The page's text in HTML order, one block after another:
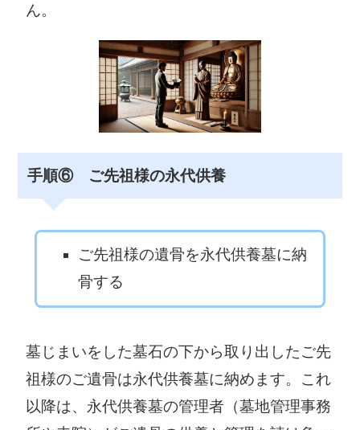
0596-52-7111
0598-82-3781
玉城町役場
〒519-0495 度
会郡玉城町田丸
度会町役場
〒516-2195 度
会郡度会町棚橋
大紀町役場
1610-1
0598-86-2212
南伊勢町役場
ヶ所浦3057
〒519-3292 北
長島769番地1
0597-46-3111
〒519-5292 南
字阿田和6120-1
05979-3-0505
ん。
手順⑥ ご先祖様の永代供養
ご先祖様の遺骨を永代供養墓に納
骨する
墓じまいをした墓石の下から取り出したご先
祖様のご遺骨は永代供養墓に納めます。これ
以降は、永代供養墓の管理者（墓地管理事務